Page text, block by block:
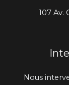
107 Av.
Nous